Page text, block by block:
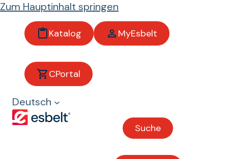
Zum Hauptinhalt springen
Katalog MyEsbelt
CPortal
Deutsch
Suche
Breda
Bänder mit Beständigkeit gegen
Abrieb, Chemikalien und